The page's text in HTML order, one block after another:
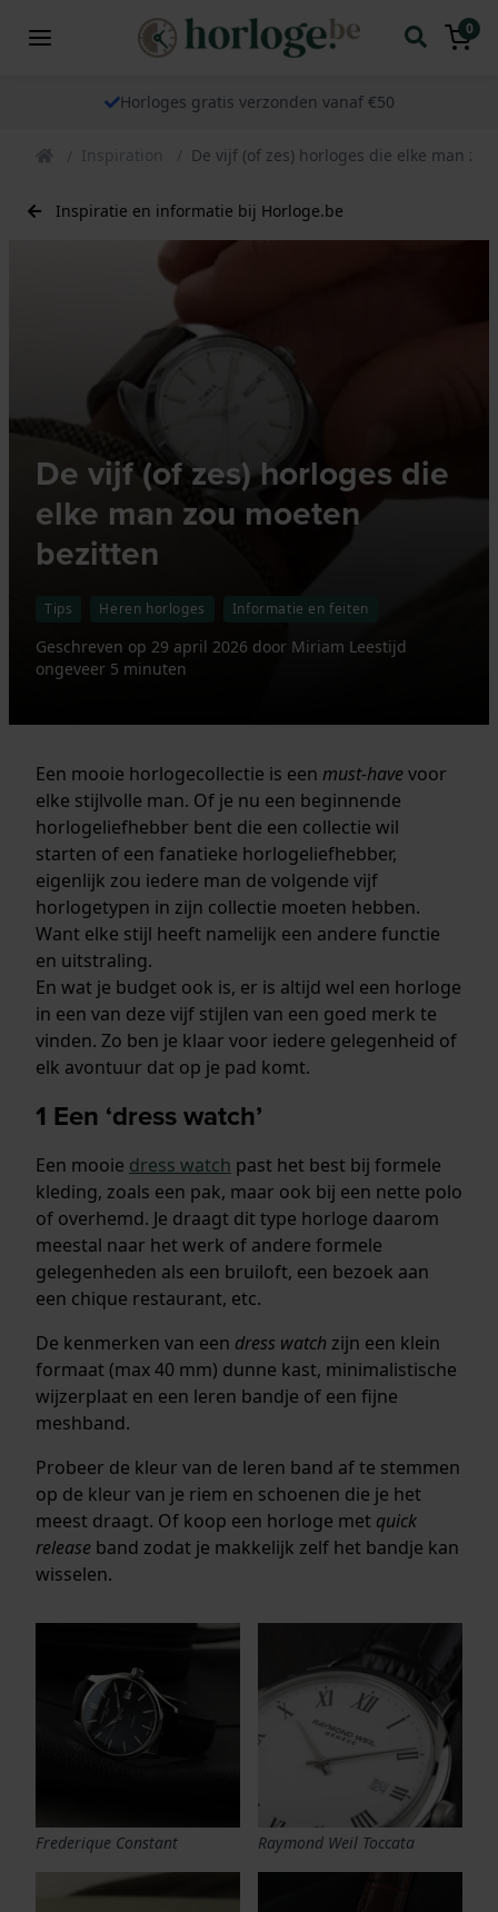
0
Horloges gratis verzonden vanaf €50
Inspiration De vijf (of zes) horloges die elke man
Inspiratie en informatie bij Horloge.be
De vijf (of zes) horloges die
elke man zou moeten
bezitten
Tips Heren horloges Informatie en feiten
Geschreven op 29 april 2026 door Miriam Leestijd
ongeveer 5 minuten
Een mooie horlogecollectie is een must-havevoor
elke stijlvolle man. Of je nu een beginnende
horlogeliefhebber bent die een collectie wil
starten of een fanatieke horlogeliefhebber,
eigenlijk zou iedere man de volgende vijf
horlogetypen in zijn collectie moeten hebben.
Want elke stijl heeft namelijk een andere functie
en uitstraling.
En wat je budget ook is, er is altijd wel een horloge
in een van deze vijf stijlen van een goed merk te
vinden. Zo ben je klaar voor iedere gelegenheid of
elk avontuur dat op je pad komt.
1 Een ‘dress watch’
Een mooie dress watch past het best bij formele
kleding, zoals een pak, maar ook bij een nette polo
of overhemd. Je draagt dit type horloge daarom
meestal naar het werk of andere formele
gelegenheden als een bruiloft, een bezoek aan
een chique restaurant, etc.
De kenmerken van een dress watch zijn een klein
formaat (max 40 mm) dunne kast, minimalistische
wijzerplaat en een leren bandje of een fijne
meshband.
Probeer de kleur van de leren band af te stemmen
op de kleur van je riem en schoenen die je het
meest draagt. Of koop een horloge met quick
release band zodat je makkelijk zelf het bandje kan
wisselen.
Frederique Constant Raymond Weil Toccata